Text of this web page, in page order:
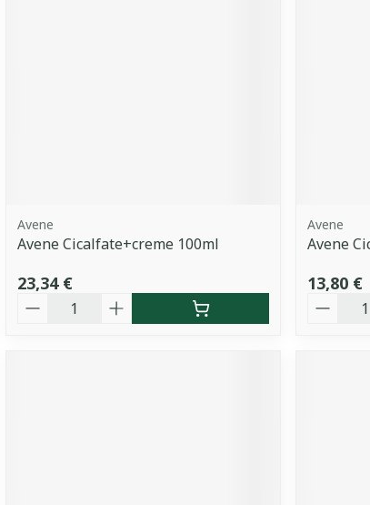
Avene
Avene Cicalfate+creme 100ml
23,34 €
Quantité
Avene
Avene
13,80 €
Quantité